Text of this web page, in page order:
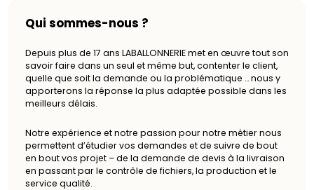
Qui sommes-nous ?
Depuis plus de 17 ans LABALLONNERIE met en œuvre tout son
savoir faire dans un seul et même but, contenter le client,
quelle que soit la demande ou la problématique … nous y
apporterons la réponse la plus adaptée possible dans les
meilleurs délais.
Notre expérience et notre passion pour notre métier nous
permettent d’étudier vos demandes et de suivre de bout
en bout vos projet – de la demande de devis à la livraison
en passant par le contrôle de fichiers, la production et le
service qualité.